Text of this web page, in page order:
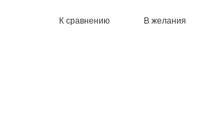
К сравнению В желания